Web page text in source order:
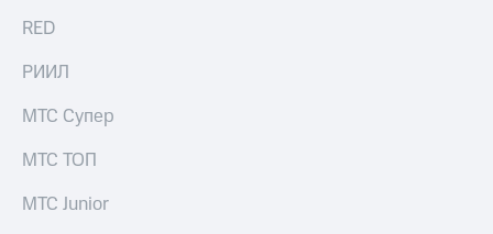
RED
РИИЛ
МТС Супер
МТС ТОП
МТС Junior